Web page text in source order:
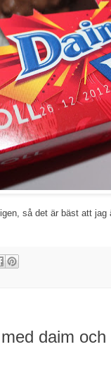
så det är bäst att jag
daim och